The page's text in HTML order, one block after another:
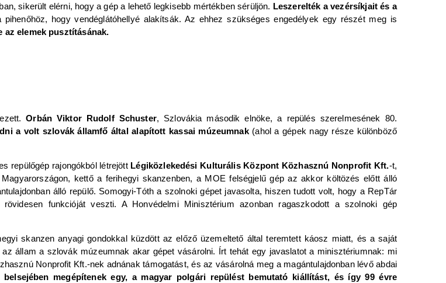
sikerült elérni, hogy a gép a lehető legkisebb mértékben sérüljön. Leszerelték a vezérsíkjait és a
hogy vendéglátóhellyé alakítsák. Az ehhez szükséges engedélyek egy részét meg is
az elemek pusztításának.
Orbán Viktor Rudolf Schuster, Szlovákia második elnöke, a repülés szerelmesének 80.
a volt szlovák államfő által alapított kassai múzeumnak(ahol a gépek nagy része különböző
repülőgép rajongókból létrejött Légiközlekedési Kulturális Központ Közhasznú Nonprofit Kft.-t,
kettő a ferihegyi skanzenben, a MOE felségjelű gép az akkor költözés előtt álló
álló repülő. Somogyi-Tóth a szolnoki gépet javasolta, hiszen tudott volt, hogy a RepTár
funkcióját veszti. A Honvédelmi Minisztérium azonban ragaszkodott a szolnoki gép
skanzen anyagi gondokkal küzdött az előző üzemeltető által teremtett káosz miatt, és a saját
állam a szlovák múzeumnak akar gépet vásárolni. Írt tehát egy javaslatot a minisztériumnak: mi
Nonprofit Kft.-nek adnának támogatást, és az vásárolná meg a magántulajdonban lévő abdai
megépítenek egy, a magyar polgári repülést bemutató kiállítást, és így 99 évre